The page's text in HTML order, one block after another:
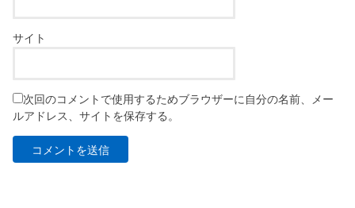
サイト
次回のコメントで使用するためブラウザーに自分の名前、メー
ルアドレス、サイトを保存する。